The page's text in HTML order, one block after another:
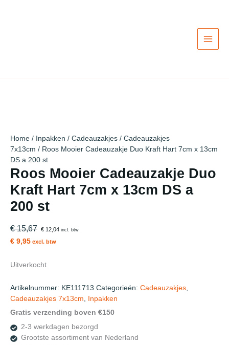
Home / Inpakken / Cadeauzakjes / Cadeauzakjes
7x13cm / Roos Mooier Cadeauzakje Duo Kraft Hart 7cm x 13cm
DS a 200 st
Roos Mooier Cadeauzakje Duo
Kraft Hart 7cm x 13cm DS a
200 st
€ 15,67 € 12,04incl. btw
€ 9,95 excl. btw
Uitverkocht
Artikelnummer: KE111713 Categorieën: Cadeauzakjes
Cadeauzakjes 7x13cm
Inpakken
Gratis verzending boven €150
2-3 werkdagen bezorgd
Grootste assortiment van Nederland